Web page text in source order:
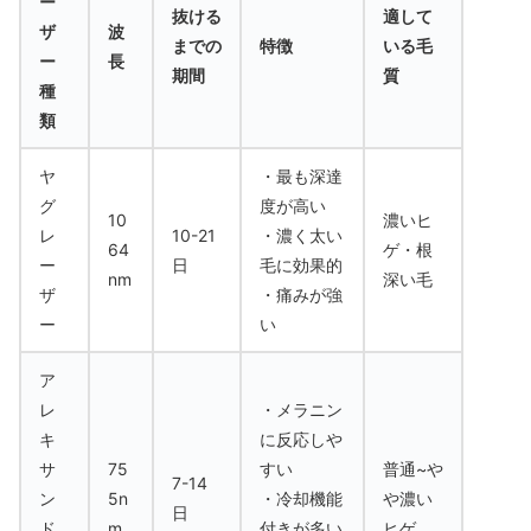
ザ
ー
種
類
波
長
抜ける
までの
期間
特徴
適して
いる毛
質
ヤ
グ
レ
ー
ザ
ー
10
64
nm
10-21
日
・最も深達
度が高い
・濃く太い
毛に効果的
・痛みが強
い
濃いヒ
ゲ・根
深い毛
ア
レ
キ
サ
ン
75
5n
7-14
日
・メラニン
に反応しや
すい
・冷却機能
普通~や
や濃い